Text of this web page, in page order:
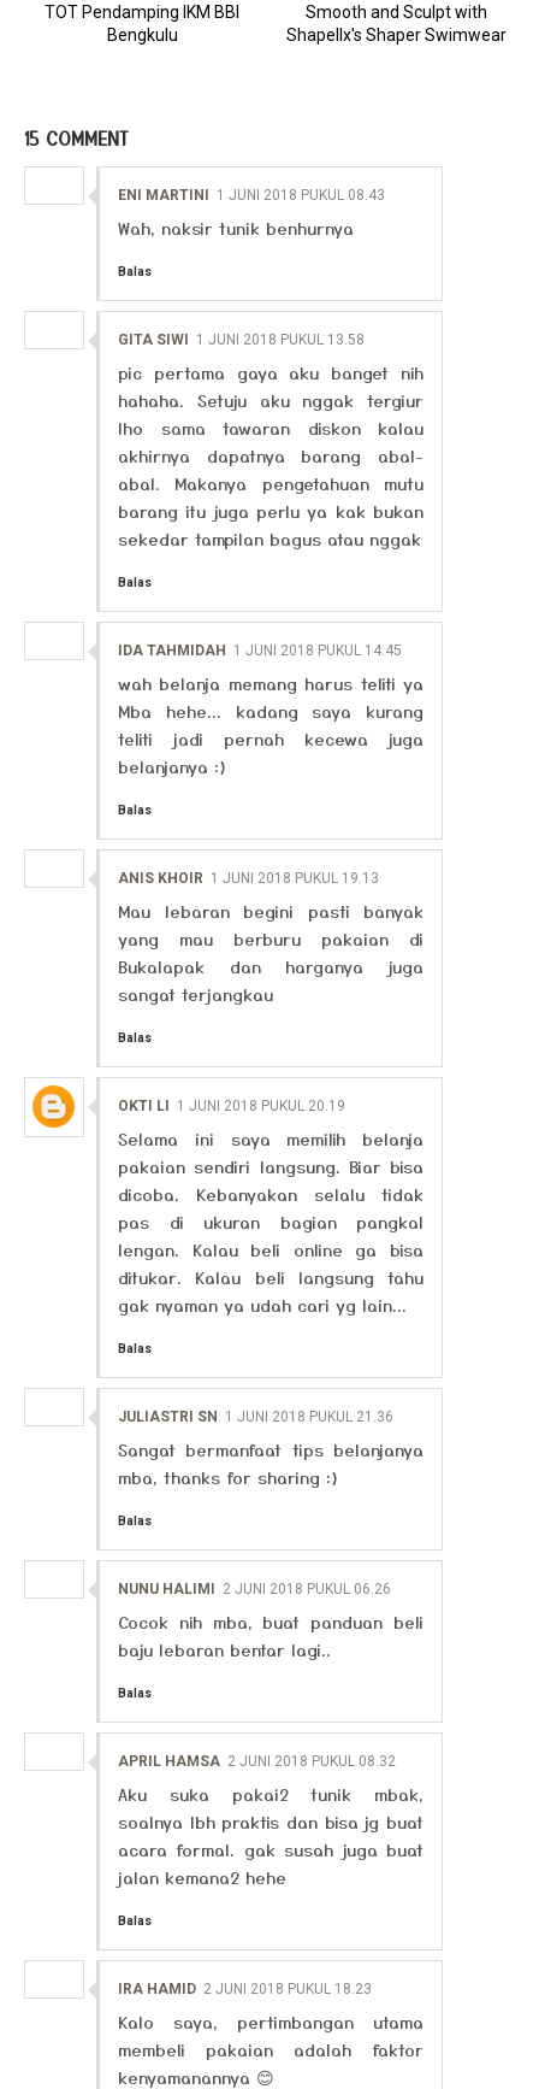
TOT Pendamping IKM BBI
Bengkulu
Smooth and Sculpt with
Shapellx's Shaper Swimwear
15 COMMENT
ENI MARTINI 1 JUNI 2018 PUKUL 08.43
Wah, naksir tunik benhurnya
Balas
GITA SIWI 1 JUNI 2018 PUKUL 13.58
pic pertama gaya aku banget nih
hahaha. Setuju aku nggak tergiur
lho sama tawaran diskon kalau
akhirnya dapatnya barang abal-
abal. Makanya pengetahuan mutu
barang itu juga perlu ya kak bukan
sekedar tampilan bagus atau nggak
Balas
IDA TAHMIDAH 1 JUNI 2018 PUKUL 14.45
wah belanja memang harus teliti ya
Mba hehe... kadang saya kurang
teliti jadi pernah kecewa juga
belanjanya :)
Balas
ANIS KHOIR 1 JUNI 2018 PUKUL 19.13
Mau lebaran begini pasti banyak
yang mau berburu pakaian di
Bukalapak dan harganya juga
sangat terjangkau
Balas
OKTI LI 1 JUNI 2018 PUKUL 20.19
Selama ini saya memilih belanja
pakaian sendiri langsung. Biar bisa
dicoba. Kebanyakan selalu tidak
pas di ukuran bagian pangkal
lengan. Kalau beli online ga bisa
ditukar. Kalau beli langsung tahu
gak nyaman ya udah cari yg lain...
Balas
JULIASTRI SN 1 JUNI 2018 PUKUL 21.36
Sangat bermanfaat tips belanjanya
mba, thanks for sharing :)
Balas
NUNU HALIMI 2 JUNI 2018 PUKUL 06.26
Cocok nih mba, buat panduan beli
baju lebaran bentar lagi..
Balas
APRIL HAMSA 2 JUNI 2018 PUKUL 08.32
Aku suka pakai2 tunik mbak,
soalnya lbh praktis dan bisa jg buat
acara formal. gak susah juga buat
jalan kemana2 hehe
Balas
IRA HAMID 2 JUNI 2018 PUKUL 18.23
Kalo saya, pertimbangan utama
membeli pakaian adalah faktor
kenyamanannya 😊